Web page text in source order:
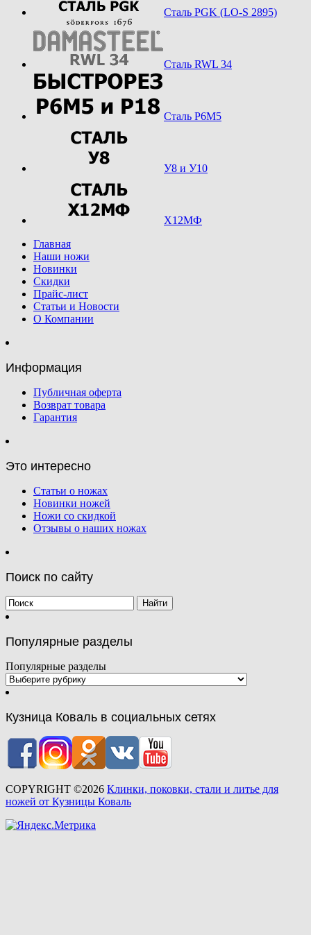
Сталь PGK (LO-S 2895)
Сталь RWL 34
Сталь Р6М5
У8 и У10
Х12МФ
Главная
Наши ножи
Новинки
Скидки
Прайс-лист
Статьи и Новости
О Компании
Информация
Публичная оферта
Возврат товара
Гарантия
Это интересно
Статьи о ножах
Новинки ножей
Ножи со скидкой
Отзывы о наших ножах
Поиск по сайту
Популярные разделы
Популярные разделы
Кузница Коваль в социальных сетях
COPYRIGHT ©2026 Клинки, поковки, стали и литье для
ножей от Кузницы Коваль